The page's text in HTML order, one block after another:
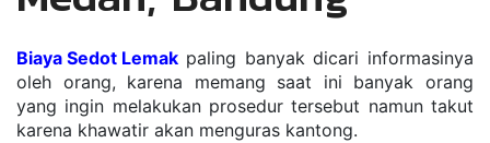
Biaya Sedot Lemak paling banyak dicari informasinya
oleh orang, karena memang saat ini banyak orang
yang ingin melakukan prosedur tersebut namun takut
karena khawatir akan menguras kantong.